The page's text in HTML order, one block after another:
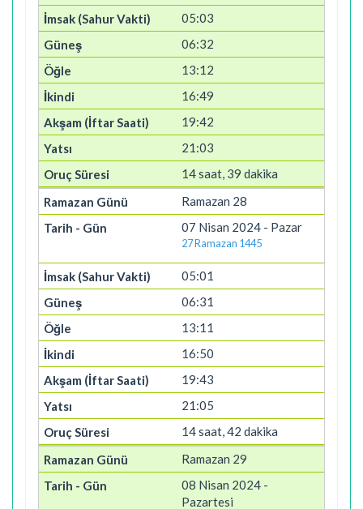
05:03
06:32
13:12
16:49
19:42
21:03
14 saat, 39 dakika
Ramazan 28
07 Nisan 2024 - Pazar
27 Ramazan 1445
05:01
06:31
13:11
16:50
19:43
21:05
14 saat, 42 dakika
Ramazan 29
08 Nisan 2024 -
Pazartesi